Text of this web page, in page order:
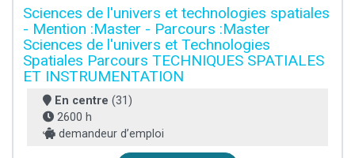
Sciences de l'univers et technologies spatiales
- Mention :Master - Parcours :Master
Sciences de l'univers et Technologies
Spatiales Parcours TECHNIQUES SPATIALES
ET INSTRUMENTATION
En centre (31)
2600 h
demandeur d’emploi